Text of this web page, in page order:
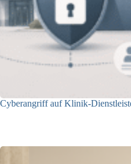
Cyberangriff auf Klinik-